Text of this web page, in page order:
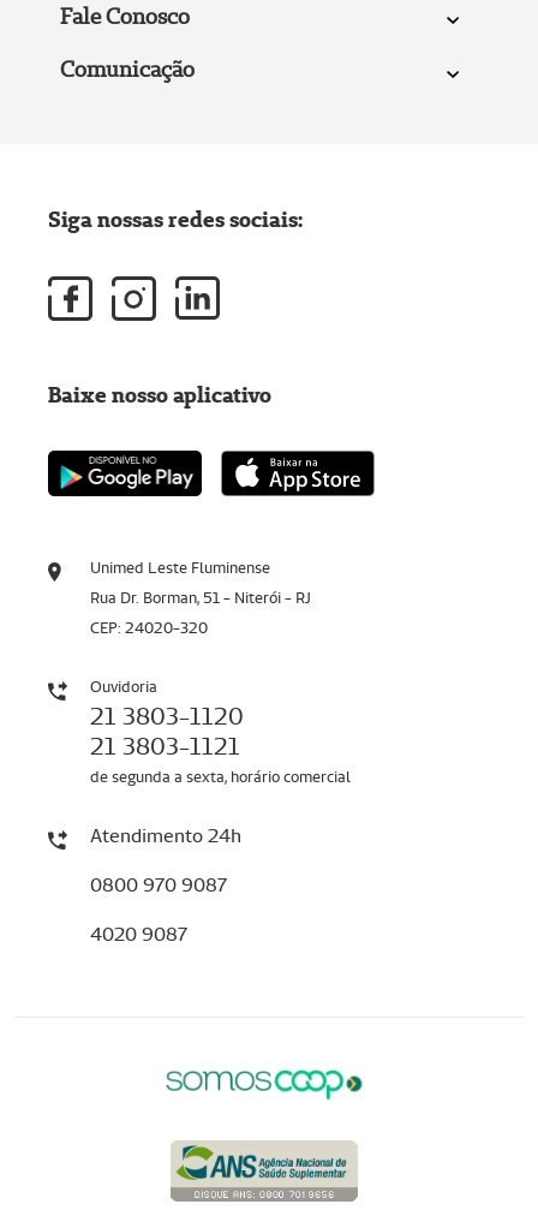
Fale Conosco
Comunicação
Unimed Leste Fluminense
Rua Dr. Borman, 51 - Niterói - RJ
CEP: 24020-320
Ouvidoria
21 3803-1120
21 3803-1121
de segunda a sexta, horário comercial
Atendimento 24h
0800 970 9087
4020 9087
Siga nossas redes sociais:
Baixe nosso aplicativo